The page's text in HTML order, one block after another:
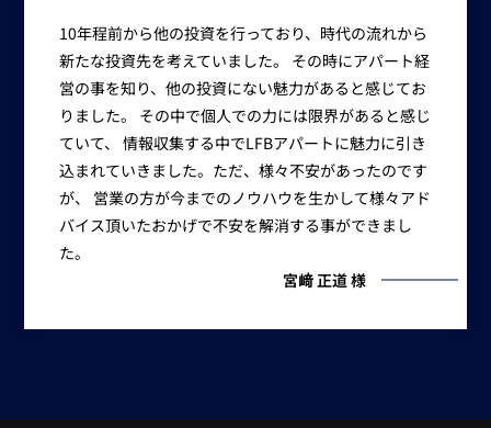
10年程前から他の投資を行っており、時代の流れから
新たな投資先を考えていました。 その時にアパート経
営の事を知り、他の投資にない魅力があると感じてお
りました。 その中で個人での力には限界があると感じ
ていて、 情報収集する中でLFBアパートに魅力に引き
込まれていきました。ただ、様々不安があったのです
が、 営業の方が今までのノウハウを生かして様々アド
バイス頂いたおかげで不安を解消する事ができまし
た。
宮﨑 正道 様